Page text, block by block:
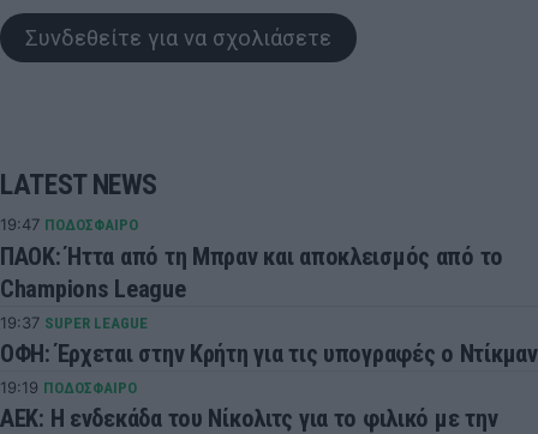
Συνδεθείτε για να σχολιάσετε
LATEST NEWS
19:47 ΠΟΔΟΣΦΑΙΡΟ
ΠΑΟΚ: Ήττα από τη Μπραν και αποκλεισμός από το
Champions League
19:37 SUPER LEAGUE
ΟΦΗ: Έρχεται στην Κρήτη για τις υπογραφές ο Ντίκμαν
19:19 ΠΟΔΟΣΦΑΙΡΟ
ΑΕΚ: Η ενδεκάδα του Νίκολιτς για το φιλικό με την